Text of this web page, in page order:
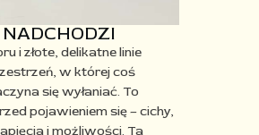
NADCHODZI
i złote, delikatne linie
w której coś
się wyłaniać. To
pojawieniem się– cichy,
i możliwości. Ta